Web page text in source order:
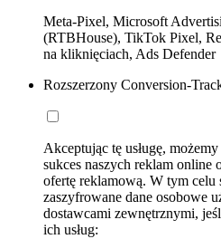
Meta-Pixel, Microsoft
(RTBHouse), TikTok Pixel,
na kliknięciach, Ads Defender
Rozszerzony Conversion-
Akceptując tę usługę,
sukces naszych reklam online
ofertę reklamową. W tym celu
zaszyfrowane dane osobowe
dostawcami zewnętrznymi,
ich usług: